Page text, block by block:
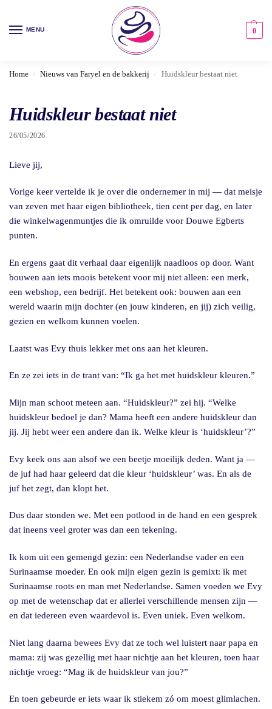
MENU 0
Home / Nieuws van Faryel en de bakkerij / Huidskleur bestaat niet
Huidskleur bestaat niet
26/05/2026
Lieve jij,
Vorige keer vertelde ik je over die ondernemer in mij — dat meisje
van zeven met haar eigen bibliotheek, tien cent per dag, en later
die winkelwagenmuntjes die ik omruilde voor Douwe Egberts
punten.
En ergens gaat dit verhaal daar eigenlijk naadloos op door. Want
bouwen aan iets moois betekent voor mij niet alleen: een merk,
een webshop, een bedrijf. Het betekent ook: bouwen aan een
wereld waarin mijn dochter (en jouw kinderen, en jij) zich veilig,
gezien en welkom kunnen voelen.
Laatst was Evy thuis lekker met ons aan het kleuren.
En ze zei iets in de trant van: “Ik ga het met huidskleur kleuren.”
Mijn man schoot meteen aan. “Huidskleur?” zei hij. “Welke
huidskleur bedoel je dan? Mama heeft een andere huidskleur dan
jij. Jij hebt weer een andere dan ik. Welke kleur is ‘huidskleur’?”
Evy keek ons aan alsof we een beetje moeilijk deden. Want ja —
de juf had haar geleerd dat die kleur ‘huidskleur’ was. En als de
juf het zegt, dan klopt het.
Dus daar stonden we. Met een potlood in de hand en een gesprek
dat ineens veel groter was dan een tekening.
Ik kom uit een gemengd gezin: een Nederlandse vader en een
Surinaamse moeder. En ook mijn eigen gezin is gemixt: ik met
Surinaamse roots en man met Nederlandse. Samen voeden we Evy
op met de wetenschap dat er allerlei verschillende mensen zijn —
en dat iedereen even waardevol is. Even uniek. Even welkom.
Niet lang daarna bewees Evy dat ze toch wel luistert naar papa en
mama: zij was gezellig met haar nichtje aan het kleuren, toen haar
nichtje vroeg: “Mag ik de huidskleur van jou?”
En toen gebeurde er iets waar ik stiekem zó om moest glimlachen.